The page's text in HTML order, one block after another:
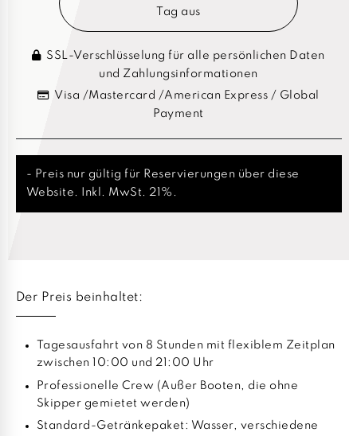
Tag aus
SSL-Verschlüsselung für alle persönlichen Daten
und Zahlungsinformationen
Visa /Mastercard /American Express / Global
Payment
- Preis nur gültig für Reservierungen über diese
Website. Inkl. MwSt. 21%.
Der Preis beinhaltet:
Tagesausfahrt von 8 Stunden mit flexiblem Zeitplan
zwischen 10:00 und 21:00 Uhr
Professionelle Crew (Außer Booten, die ohne
Skipper gemietet werden)
Standard-Getränkepaket: Wasser, verschiedene